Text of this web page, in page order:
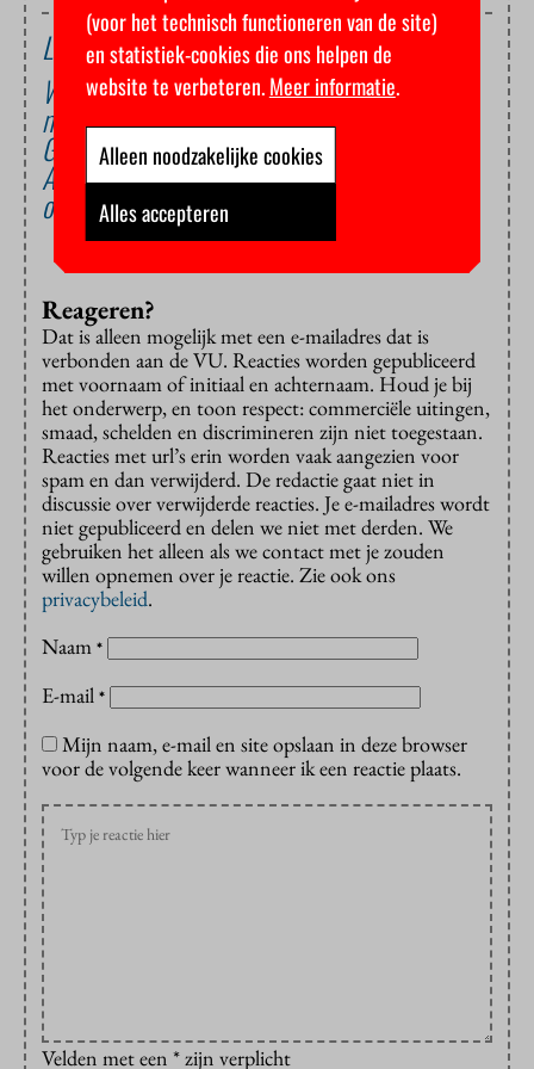
Lees ook
Waarom de kantoortuin gedoemd is te
mislukken
Gooi AI de klas uit
Analyse: Minderheidskabinet maakt hoger
onderwijs prooi voor ‘waan van de dag’
Reageren?
Dat is alleen mogelijk met een e-mailadres dat is
verbonden aan de VU. Reacties worden gepubliceerd
met voornaam of initiaal en achternaam. Houd je bij
het onderwerp, en toon respect: commerciële uitingen,
smaad, schelden en discrimineren zijn niet toegestaan.
Reacties met url’s erin worden vaak aangezien voor
spam en dan verwijderd. De redactie gaat niet in
discussie over verwijderde reacties. Je e-mailadres wordt
niet gepubliceerd en delen we niet met derden. We
gebruiken het alleen als we contact met je zouden
willen opnemen over je reactie. Zie ook ons
privacybeleid.
Naam *
E-mail *
Mijn naam, e-mail en site opslaan in deze browser
voor de volgende keer wanneer ik een reactie plaats.
Velden met een * zijn verplicht
(voor het technisch functioneren van de site)
en statistiek-cookies die ons helpen de
website te verbeteren.Meer informatie.
Alleen noodzakelijke cookies
Alles accepteren